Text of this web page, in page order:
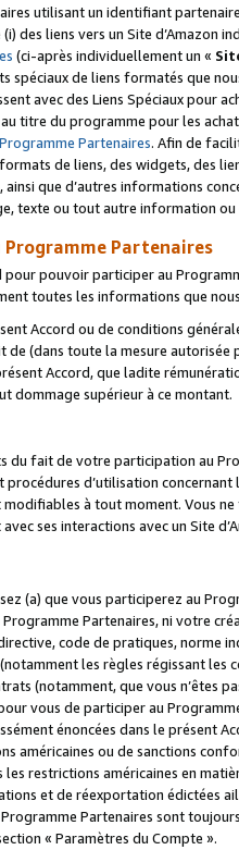
utilisant un identifiant
des liens vers un Site d’Amazon
(ci-après individuellement un «
de liens formatés que
avec des Liens Spéciaux pour
titre du programme pour les
Partenaires. Afin de
de liens, des widgets, des
que d’autres informations
texte ou tout autre information ou
Programme Partenaires
pouvoir participer au
toutes les informations que
Accord ou de conditions
(dans toute la mesure
Accord, que ladite
dommage supérieur à ce montant.
du fait de votre participation au
d’utilisation
à tout moment. Vous
ses interactions avec un Site
(a) que vous participerez au
Partenaires, ni votre
code de pratiques, norme
les règles régissant les
(notamment, que vous n’êtes
vous de participer au
énoncées dans le présent
américaines ou de sanctions
restrictions américaines en
et de réexportation édictées
Partenaires sont
« Paramètres du Compte ».